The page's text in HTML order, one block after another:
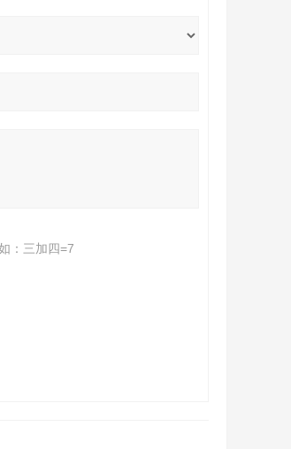
：三加四=7